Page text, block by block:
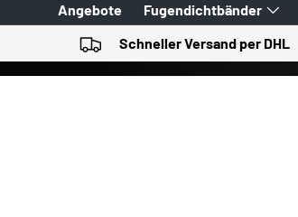
Angebote Fugendichtbänder
PU-Schäume Werkzeuge
Schneller Versand per DHL